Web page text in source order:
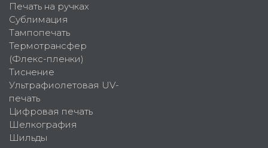
Печать на ручках
Сублимация
Тампопечать
Термотрансфер
(Флекс-пленки)
Тиснение
Ультрафиолетовая UV-
печать
Цифровая печать
Шелкография
Шильды